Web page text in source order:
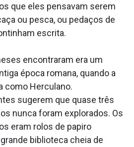
que eles pensavam serem
ou pesca, ou pedaços de
escrita.
encontraram era um
época romana, quando a
como Herculano.
sugerem que quase três
nunca foram explorados. Os
eram rolos de papiro
biblioteca cheia de